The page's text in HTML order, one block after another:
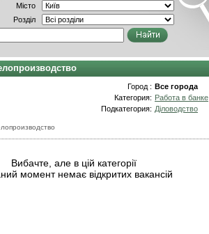
Місто
Розділ
Город : Все города
Категория: Работа в банке
Подкатегория: Діловодство
Вибачте, але в цій категорії
момент немає відкритих вакансій